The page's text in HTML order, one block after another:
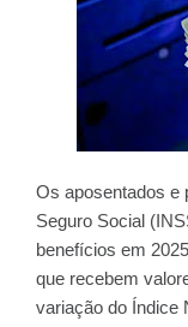
Os aposentados e
Seguro Social
benefícios em
que recebem
variação do Índice